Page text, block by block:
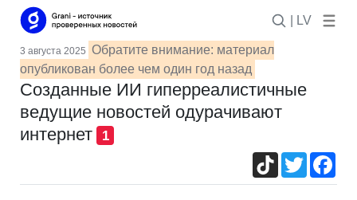
| LV
3 августа 2025 Обратите внимание: материал
опубликован более чем один год назад
Созданные ИИ гиперреалистичные
ведущие новостей одурачивают
интернет
1
TikTokTwitter